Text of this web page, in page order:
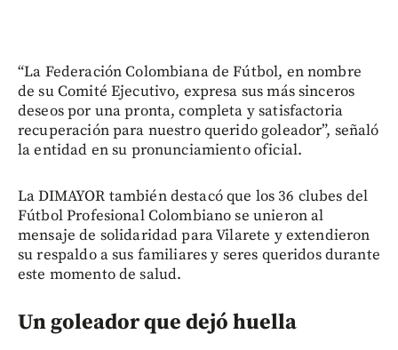
“La Federación Colombiana de Fútbol, en nombre
de su Comité Ejecutivo, expresa sus más sinceros
deseos por una pronta, completa y satisfactoria
recuperación para nuestro querido goleador”, señaló
la entidad en su pronunciamiento oficial.
La DIMAYOR también destacó que los 36 clubes del
Fútbol Profesional Colombiano se unieron al
mensaje de solidaridad para Vilarete y extendieron
su respaldo a sus familiares y seres queridos durante
este momento de salud.
Un goleador que dejó huella